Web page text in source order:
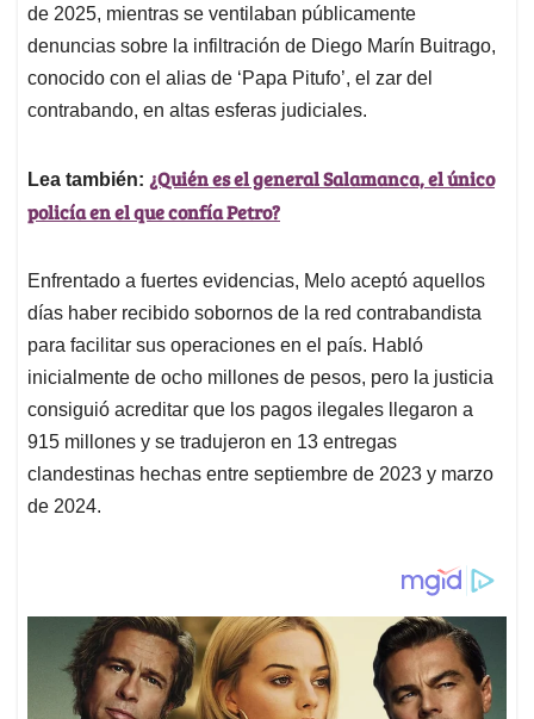
de 2025, mientras se ventilaban públicamente
denuncias sobre la infiltración de Diego Marín Buitrago,
conocido con el alias de ‘Papa Pitufo’, el zar del
contrabando, en altas esferas judiciales.
Lea también: ¿Quién es el general Salamanca, el único
policía en el que confía Petro?
Enfrentado a fuertes evidencias, Melo aceptó aquellos
días haber recibido sobornos de la red contrabandista
para facilitar sus operaciones en el país. Habló
inicialmente de ocho millones de pesos, pero la justicia
consiguió acreditar que los pagos ilegales llegaron a
915 millones y se tradujeron en 13 entregas
clandestinas hechas entre septiembre de 2023 y marzo
de 2024.